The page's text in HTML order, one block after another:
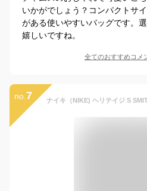
いかがでしょう？コンパクトサ
がある使いやすいバッグです。
嬉しいですね。
全てのおすすめコメ
no. 7